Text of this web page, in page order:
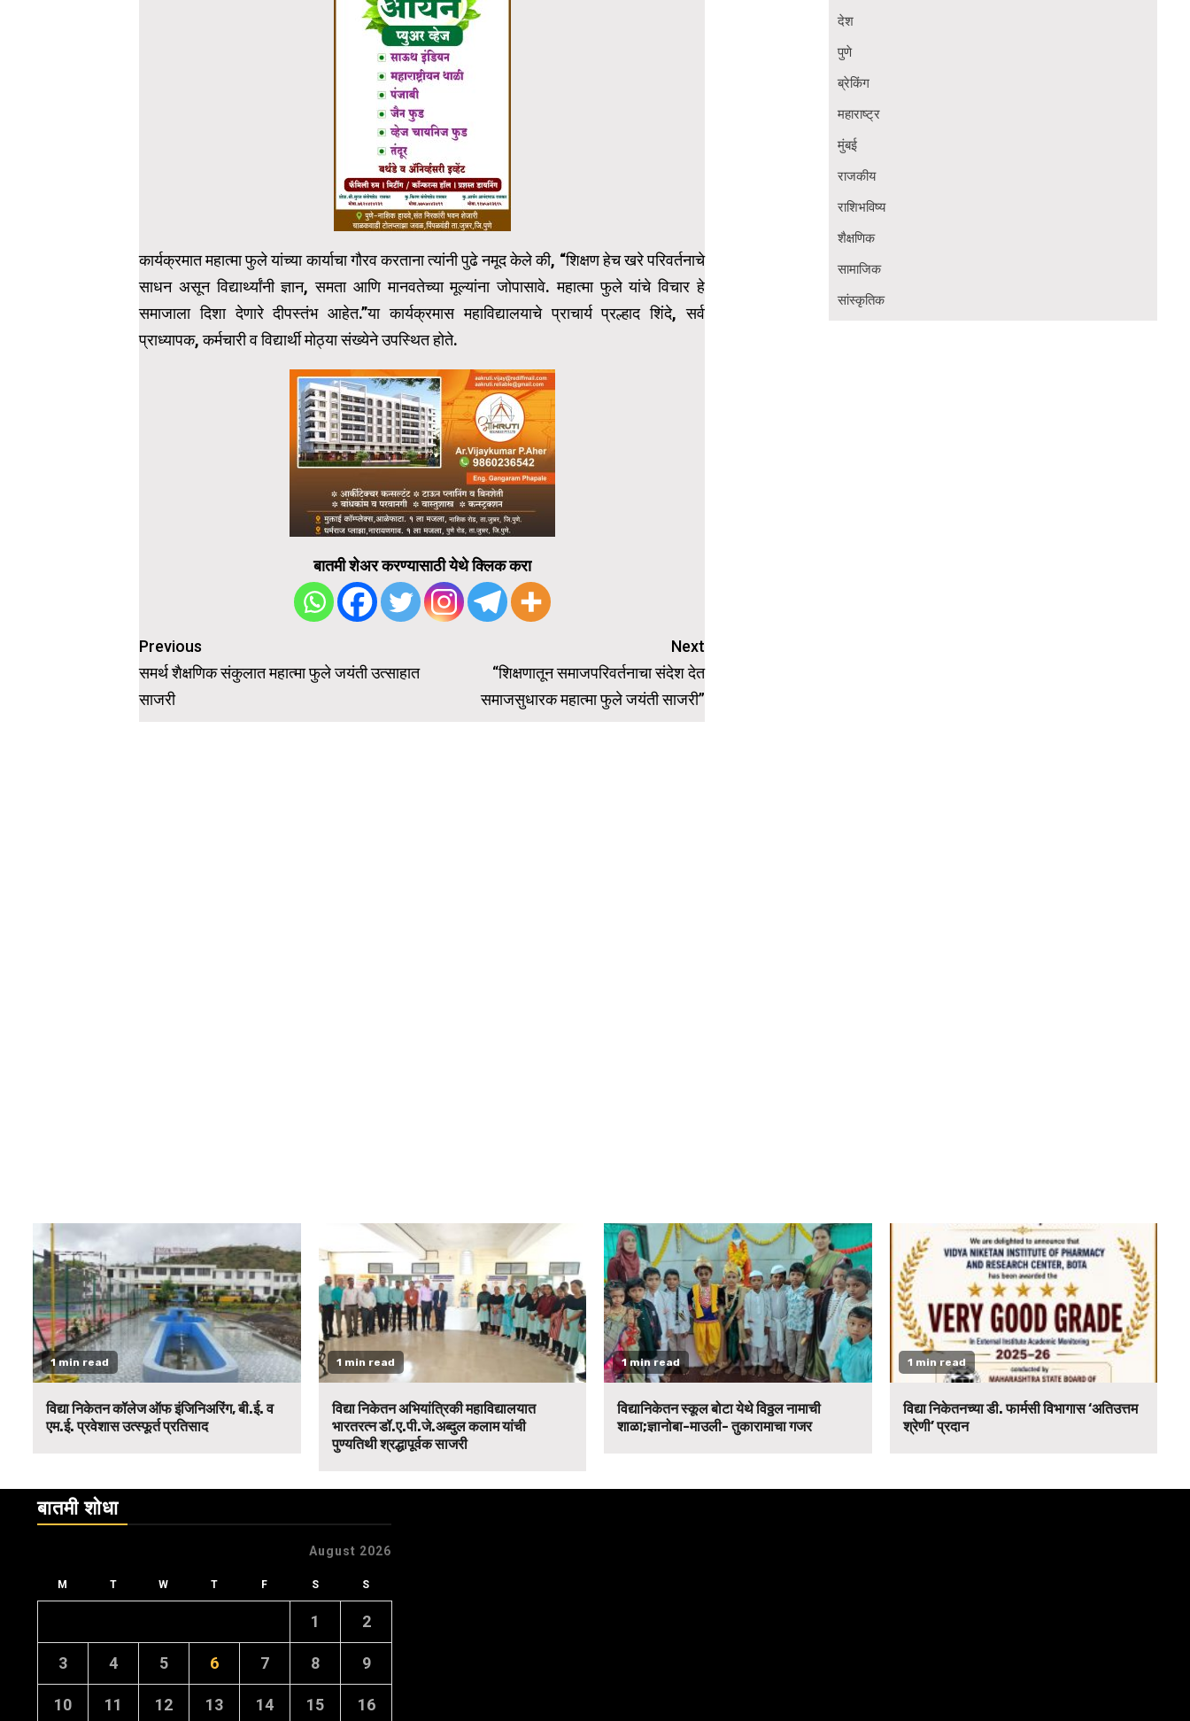
कार्यक्रमात महात्मा फुले यांच्या कार्याचा गौरव करताना त्यांनी पुढे नमूद केले की, “शिक्षण हेच खरे परिवर्तनाचे
साधन असून विद्यार्थ्यांनी ज्ञान, समता आणि मानवतेच्या मूल्यांना जोपासावे. महात्मा फुले यांचे विचार हे
समाजाला दिशा देणारे दीपस्तंभ आहेत.”या कार्यक्रमास महाविद्यालयाचे प्राचार्य प्रल्हाद शिंदे, सर्व
प्राध्यापक, कर्मचारी व विद्यार्थी मोठ्या संख्येने उपस्थित होते.
बातमी शेअर करण्यासाठी येथे क्लिक करा
Post
navigation
Previous
समर्थ शैक्षणिक संकुलात महात्मा फुले जयंती उत्साहात
साजरी
Next
“शिक्षणातून समाजपरिवर्तनाचा संदेश देत
समाजसुधारक महात्मा फुले जयंती साजरी”
देश
पुणे
ब्रेकिंग
महाराष्ट्र
मुंबई
राजकीय
राशिभविष्य
शैक्षणिक
सामाजिक
सांस्कृतिक
1 min read
विद्या निकेतन कॉलेज ऑफ इंजिनिअरिंग, बी.ई. व
एम.ई. प्रवेशास उत्स्फूर्त प्रतिसाद
1 min read
विद्या निकेतन अभियांत्रिकी महाविद्यालयात
भारतरत्न डॉ.ए.पी.जे.अब्दुल कलाम यांची
पुण्यतिथी श्रद्धापूर्वक साजरी
1 min read
विद्यानिकेतन स्कूल बोटा येथे विठ्ठल नामाची
शाळा;ज्ञानोबा-माउली- तुकारामाचा गजर
1 min read
विद्या निकेतनच्या डी. फार्मसी विभागास ‘अतिउत्तम
श्रेणी’ प्रदान
बातमी शोधा
August 2026
M T W T F S S
1 2
3 4 5 6 7 8 9
10 11 12 13 14 15 16